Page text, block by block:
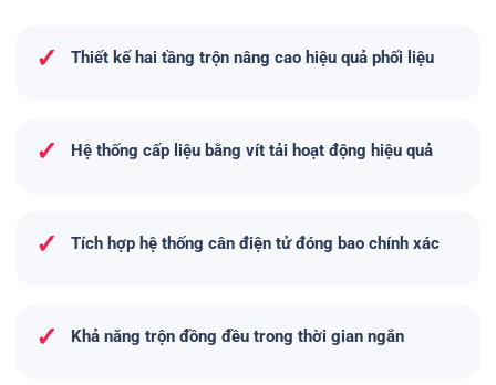
✓ Thiết kế hai tầng trộn nâng cao hiệu quả phối liệu
✓ Hệ thống cấp liệu bằng vít tải hoạt động hiệu quả
✓ Tích hợp hệ thống cân điện tử đóng bao chính xác
✓ Khả năng trộn đồng đều trong thời gian ngắn